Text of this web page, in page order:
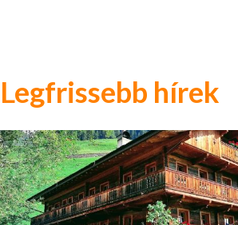
Legfrissebb hírek